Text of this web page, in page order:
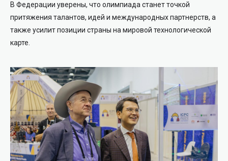
В Федерации уверены, что олимпиада станет точкой
притяжения талантов, идей и международных партнерств, а
также усилит позиции страны на мировой технологической
карте.